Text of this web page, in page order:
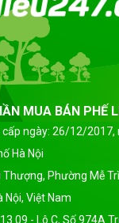
MUA BÁN PHẾ
ngày: 26/12/2017,
Hà Nội
Thượng, Phường Mễ
Nội, Việt Nam
- Lô C, Số 974A